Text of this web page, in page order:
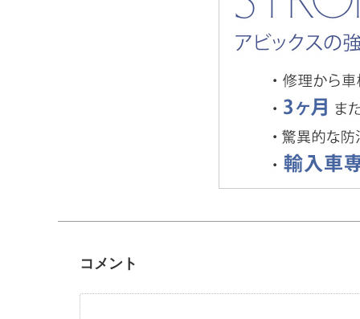
コメント